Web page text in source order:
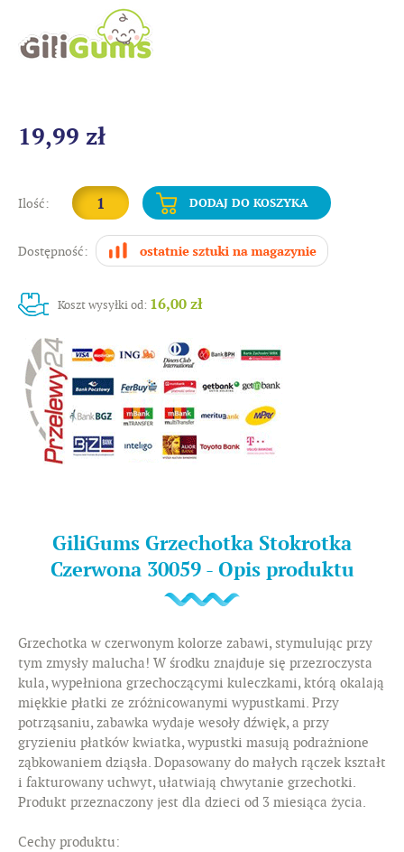
19,99 zł
Ilość: DODAJ DO KOSZYKA
Dostępność:
Koszt wysyłki od: 16,00 zł
GiliGums Grzechotka Stokrotka
Czerwona 30059 - Opis produktu
Grzechotka w czerwonym kolorze zabawi, stymulując przy
tym zmysły malucha! W środku znajduje się przezroczysta
kula, wypełniona grzechoczącymi kuleczkami, którą okalają
miękkie płatki ze zróżnicowanymi wypustkami. Przy
potrząsaniu, zabawka wydaje wesoły dźwięk, a przy
gryzieniu płatków kwiatka, wypustki masują podrażnione
ząbkowaniem dziąsła. Dopasowany do małych rączek kształt
i fakturowany uchwyt, ułatwiają chwytanie grzechotki.
Produkt przeznaczony jest dla dzieci od 3 miesiąca życia.
Cechy produktu: